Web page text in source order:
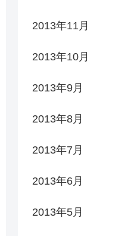
2013年11月
2013年10月
2013年9月
2013年8月
2013年7月
2013年6月
2013年5月